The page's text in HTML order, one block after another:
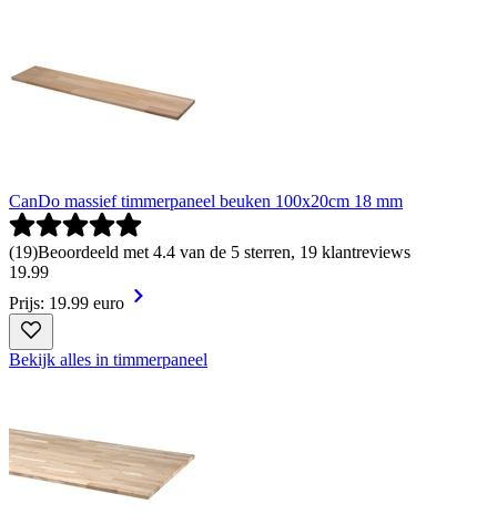
CanDo massief timmerpaneel beuken 100x20cm 18 mm
(19)Beoordeeld met 4.4 van de 5 sterren, 19 klantreviews
19.99
Prijs: 19.99 euro
Bekijk alles in timmerpaneel